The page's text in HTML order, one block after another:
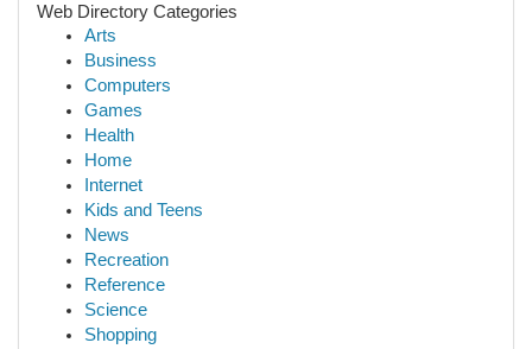
Web Directory Categories
Arts
Business
Computers
Games
Health
Home
Internet
Kids and Teens
News
Recreation
Reference
Science
Shopping